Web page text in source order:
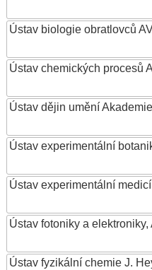
Ústav biologie obratlovců
Ústav chemických procesů
Ústav dějin umění
Ústav experimentální
Ústav experimentální
Ústav fotoniky a
Ústav fyzikální chemie J.